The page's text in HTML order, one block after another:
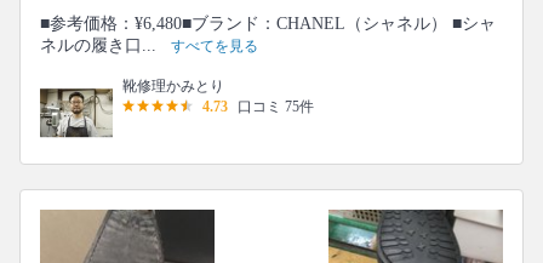
■参考価格：¥6,480■ブランド：CHANEL（シャネル） ■シャ
ネルの履き口...
すべてを見る
靴修理かみとり
4.73
口コミ 75件